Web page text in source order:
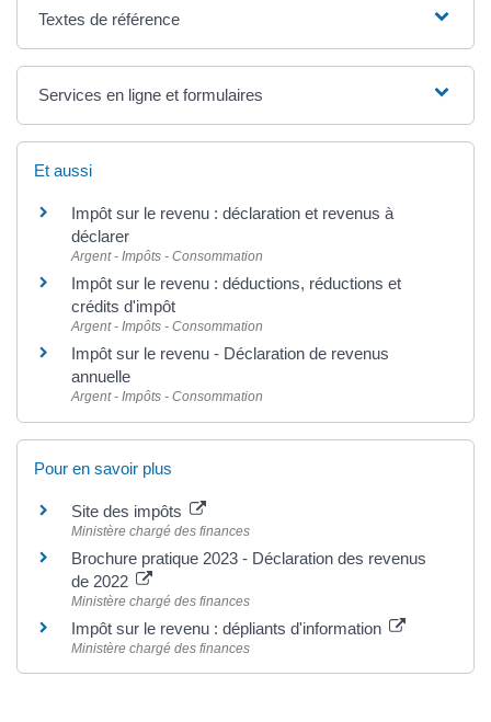
Textes de référence
Services en ligne et formulaires
Et aussi
Impôt sur le revenu : déclaration et revenus à
déclarer
Argent - Impôts - Consommation
Impôt sur le revenu : déductions, réductions et
crédits d'impôt
Argent - Impôts - Consommation
Impôt sur le revenu - Déclaration de revenus
annuelle
Argent - Impôts - Consommation
Pour en savoir plus
Site des impôts
Ministère chargé des finances
Brochure pratique 2023 - Déclaration des revenus
de 2022
Ministère chargé des finances
Impôt sur le revenu : dépliants d'information
Ministère chargé des finances